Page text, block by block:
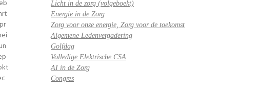
Licht in de zorg (volgeboekt)
Energie in de Zorg
Zorg voor onze energie, Zorg voor de toekomst
Algemene Ledenvergadering
Golfdag
Volledige Elektrische CSA
AI in de Zorg
Congres